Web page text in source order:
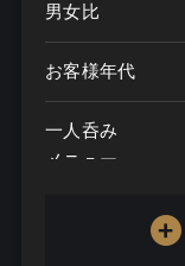
男女比
お客様年代
一人呑み
メニュー